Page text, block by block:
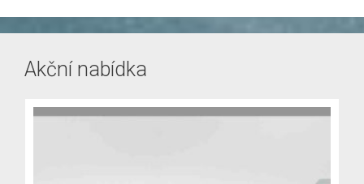
Akční nabídka